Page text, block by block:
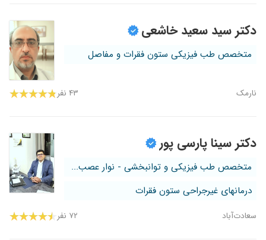
دکتر سید سعید خاشعی
متخصص طب فیزیکی ستون فقرات و مفاصل
نارمک ۴۳ نفر
دکتر سینا پارسی پور
متخصص طب فیزیکی و توانبخشی - نوار عصب...
درمانهای غیرجراحی ستون فقرات
سعادت‌آباد ۷۲ نفر